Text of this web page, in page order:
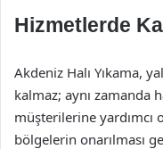
Hizmetlerde
Akdeniz Halı Yıkama,
kalmaz; aynı zamanda
müşterilerine yardımcı
bölgelerin onarılması